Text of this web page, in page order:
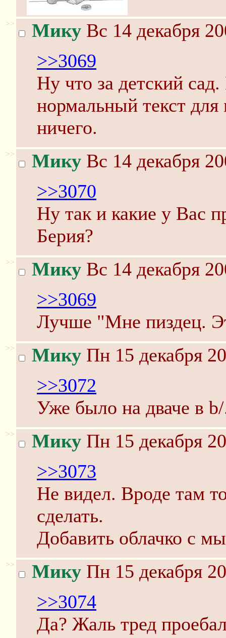
>> Мику Вс 14 декабря
>>3069
Ну что за детский
нормальный текст для
ничего.
>> Мику Вс 14 декабря
>>3070
Ну так и какие у Вас
Берия?
>> Мику Вс 14 декабря
>>3069
Лучше "Мне пиздец.
>> Мику Пн 15 декабря
>>3072
Уже было на дваче в
>> Мику Пн 15 декабря
>>3073
Не видел. Вроде там
сделать.
Добавить облачко с
>> Мику Пн 15 декабря
>>3074
Да? Жаль тред